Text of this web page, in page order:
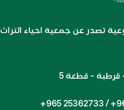
تصدر عن جمعية احياء التراث
قرطبة - قطعة 5
+965 25362733 /